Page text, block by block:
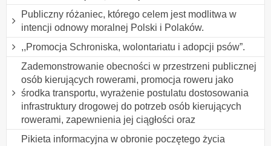
Publiczny różaniec, którego celem jest modlitwa w
intencji odnowy moralnej Polski i Polaków.
,,Promocja Schroniska, wolontariatu i adopcji psów”.
Zademonstrowanie obecności w przestrzeni publicznej
osób kierujących rowerami, promocja roweru jako
środka transportu, wyrażenie postulatu dostosowania
infrastruktury drogowej do potrzeb osób kierujących
rowerami, zapewnienia jej ciągłości oraz
Pikieta informacyjna w obronie poczętego życia